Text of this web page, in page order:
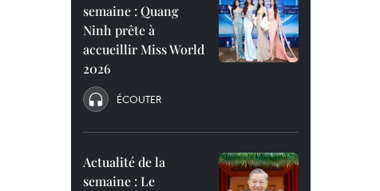
semaine : Quang
Ninh prête à
accueillir Miss World
2026
ÉCOUTER
Actualité de la
semaine : Le